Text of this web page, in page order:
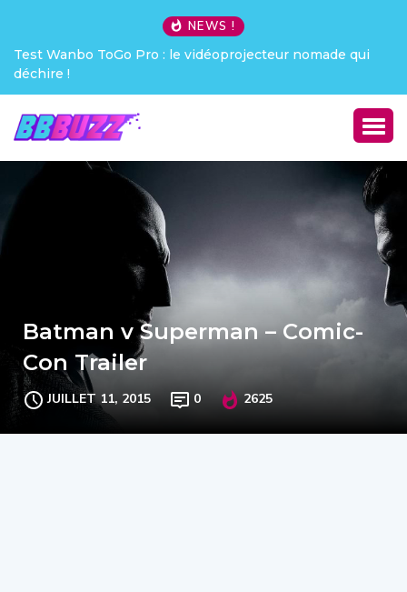
NEWS !
Test Wanbo ToGo Pro : le vidéoprojecteur nomade qui
déchire !
Batman v Superman – Comic-
Con Trailer
JUILLET 11, 2015 0 2625